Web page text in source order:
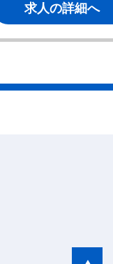
求人の詳細へ